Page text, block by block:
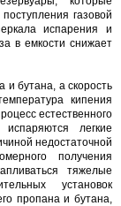
газовой
испарения и
в емкости снижает
и бутана, а скорость
кипения
естественного
легкие
недостаточной
получения
тяжелые
установок
пропана и бутана,